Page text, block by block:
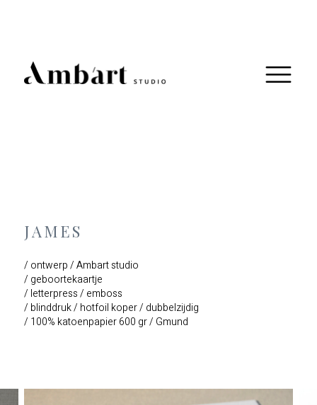
JAMES
/ ontwerp / Ambart studio
/ geboortekaartje
/ letterpress / emboss
/ blinddruk / hotfoil koper / dubbelzijdig
/ 100% katoenpapier 600 gr / Gmund